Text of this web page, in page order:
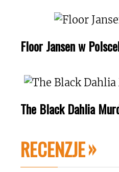
Floor Jansen w
The Black Dahlia
RECENZJE